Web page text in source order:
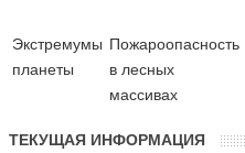
Экстремумы
планеты
Пожароопасность
в лесных
массивах
ТЕКУЩАЯ ИНФОРМАЦИЯ